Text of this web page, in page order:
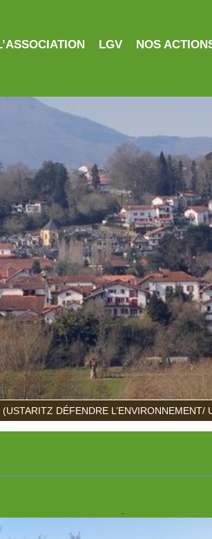
LGV NOS
DÉFENDRE